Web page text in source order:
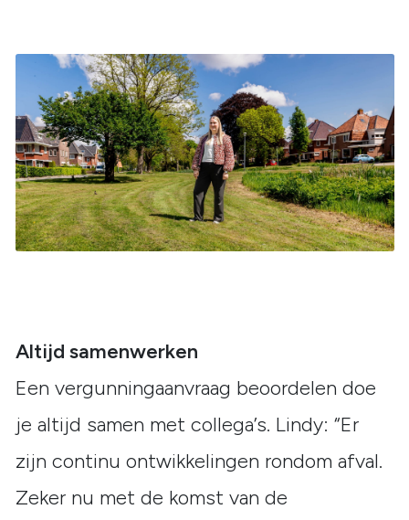
Altijd samenwerken
Een vergunningaanvraag beoordelen doe
je altijd samen met collega’s. Lindy: “Er
zijn continu ontwikkelingen rondom afval.
Zeker nu met de komst van de